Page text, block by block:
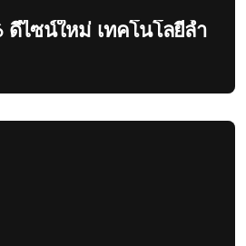
ดีไซน์ใหม่ เทคโนโลยีล้ำ